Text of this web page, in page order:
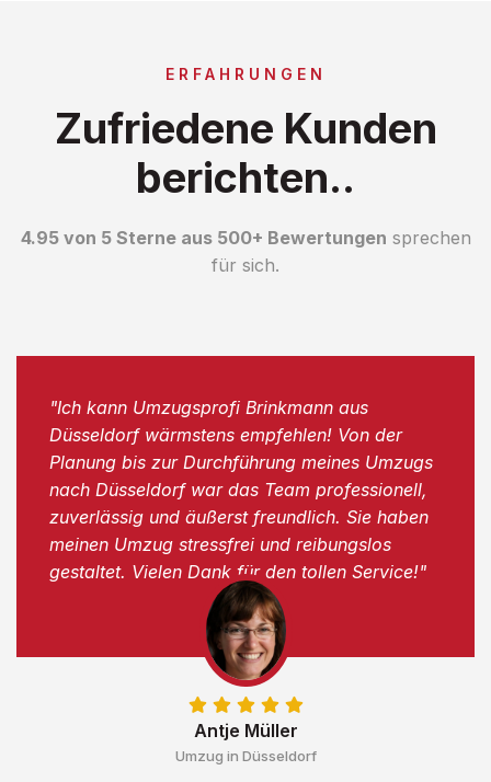
ERFAHRUNGEN
Zufriedene Kunden
berichten..
4.95 von 5 Sterne aus 500+ Bewertungen sprechen
für sich.
Antje Müller
Umzug in Düsseldorf
"Ich kann Umzugsprofi Brinkmann aus
Düsseldorf wärmstens empfehlen! Von der
Planung bis zur Durchführung meines Umzugs
nach Düsseldorf war das Team professionell,
zuverlässig und äußerst freundlich. Sie haben
meinen Umzug stressfrei und reibungslos
gestaltet. Vielen Dank für den tollen Service!"